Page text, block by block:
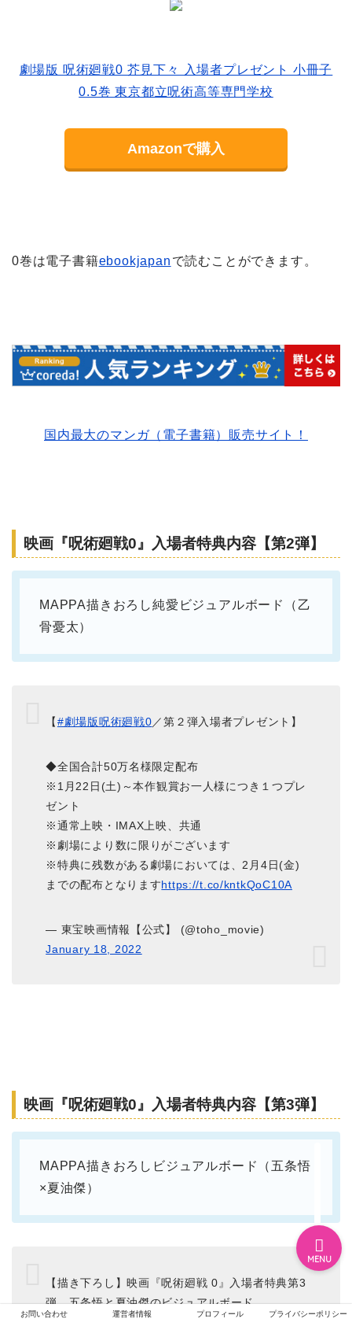
劇場版 呪術廻戦0 芥見下々 入場者プレゼント 小冊子
0.5巻 東京都立呪術高等専門学校
Amazonで購入
0巻は電子書籍ebookjapan で読むことができます。
国内最大のマンガ（電子書籍）販売サイト！
映画『呪術廻戦0』入場者特典内容【第2弾】
MAPPA描きおろし純愛ビジュアルボード（乙
骨憂太）
【#劇場版呪術廻戦0／第２弾入場者プレゼント】
◆全国合計50万名様限定配布
※1月22日(土)～本作観賞お一人様につき１つプレ
ゼント
※通常上映・IMAX上映、共通
※劇場により数に限りがございます
※特典に残数がある劇場においては、2月4日(金)
までの配布となりますhttps://t.co/kntkQoC10A
— 東宝映画情報【公式】 (@toho_movie)
January 18, 2022
映画『呪術廻戦0』入場者特典内容【第3弾】
MAPPA描きおろしビジュアルボード（五条悟
×夏油傑）
【描き下ろし】映画『呪術廻戦 0』入場者特典第3
弾、五条悟と夏油傑のビジュアルボード
https://t.co/2BLp2hB9UI
お問い合わせ 運営者情報 プロフィール プライバシーポリシー
MENU
テレビ・ライブイベント